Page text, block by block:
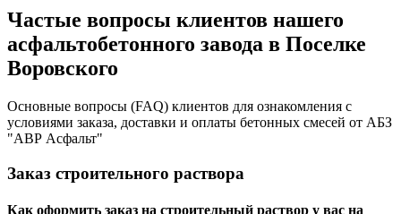
Частые вопросы клиентов нашего
асфальтобетонного завода в Поселке
Воровского
Основные вопросы (FAQ) клиентов для ознакомления с
условиями заказа, доставки и оплаты бетонных смесей от АБЗ
"АВР Асфальт"
Заказ строительного раствора
Как оформить заказ на строительный раствор у вас на